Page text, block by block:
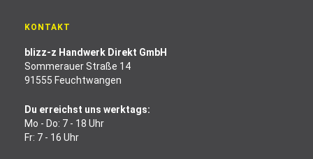
KONTAKT
blizz-z Handwerk Direkt GmbH
Sommerauer Straße 14
91555 Feuchtwangen
Du erreichst uns werktags:
Mo - Do: 7 - 18 Uhr
Fr: 7 - 16 Uhr